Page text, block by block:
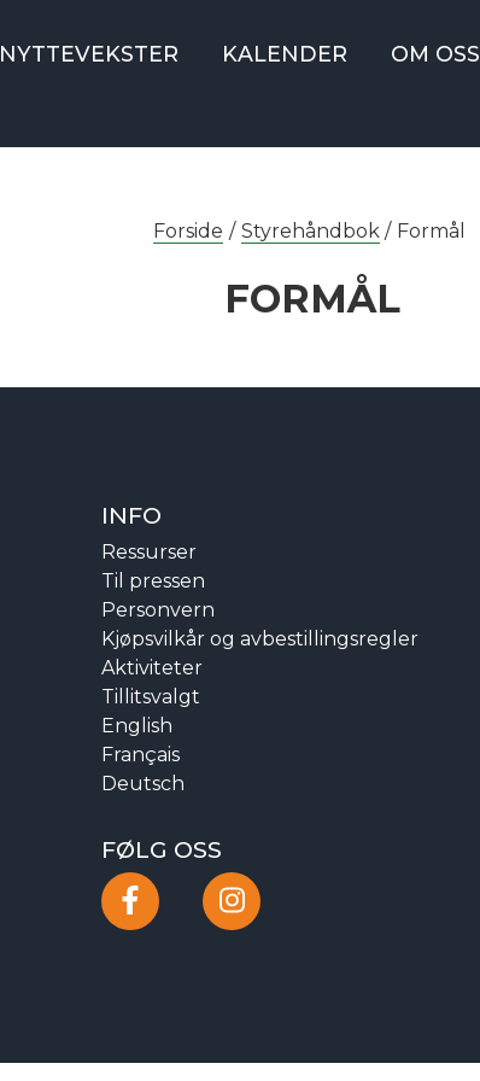
NYTTEVEKSTER KALENDER OM OSS
Forside / Styrehåndbok / Formål
FORMÅL
INFO
Ressurser
Til pressen
Personvern
Kjøpsvilkår og avbestillingsregler
Aktiviteter
Tillitsvalgt
English
Français
Deutsch
FØLG OSS